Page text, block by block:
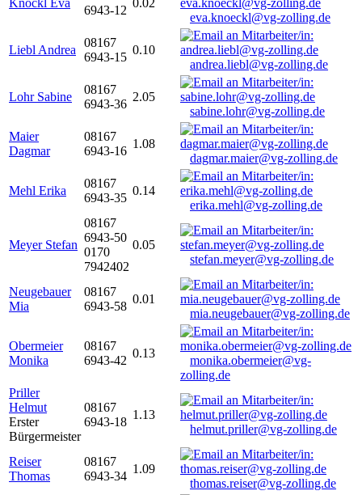
Knöckl Eva
6943-12
0.02
eva.knoeckl@vg-zolling.de
Liebl Andrea
08167
6943-15
0.10
andrea.liebl@vg-zolling.de
Lohr Sabine
08167
6943-36
2.05
sabine.lohr@vg-zolling.de
Maier
Dagmar
08167
6943-16
1.08
dagmar.maier@vg-zolling.de
Mehl Erika
08167
6943-35
0.14
erika.mehl@vg-zolling.de
Meyer Stefan
08167
6943-50
0170
7942402
0.05
stefan.meyer@vg-zolling.de
Neugebauer
Mia
08167
6943-58
0.01
mia.neugebauer@vg-zolling.de
Obermeier
Monika
08167
6943-42
0.13
monika.obermeier@vg-
zolling.de
Priller
Helmut
Erster
Bürgermeister
08167
6943-18
1.13
helmut.priller@vg-zolling.de
Reiser
Thomas
08167
6943-34
1.09
thomas.reiser@vg-zolling.de